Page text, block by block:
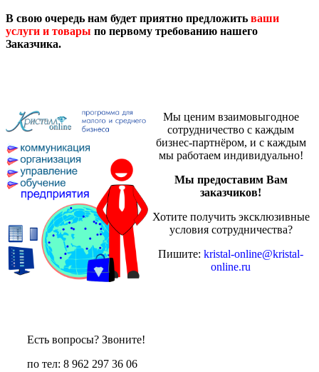
В свою очередь нам будет приятно предложить ваши
услуги и товары по первому требованию нашего
Заказчика.
Мы ценим взаимовыгодное
сотрудничество с каждым
бизнес-партнёром, и с каждым
мы работаем индивидуально!
Мы предоставим Вам
заказчиков!
Хотите получить эксклюзивные
условия сотрудничества?
Пишите: kristal-online@kristal-
online.ru
Есть вопросы? Звоните!
по тел: 8 962 297 36 06